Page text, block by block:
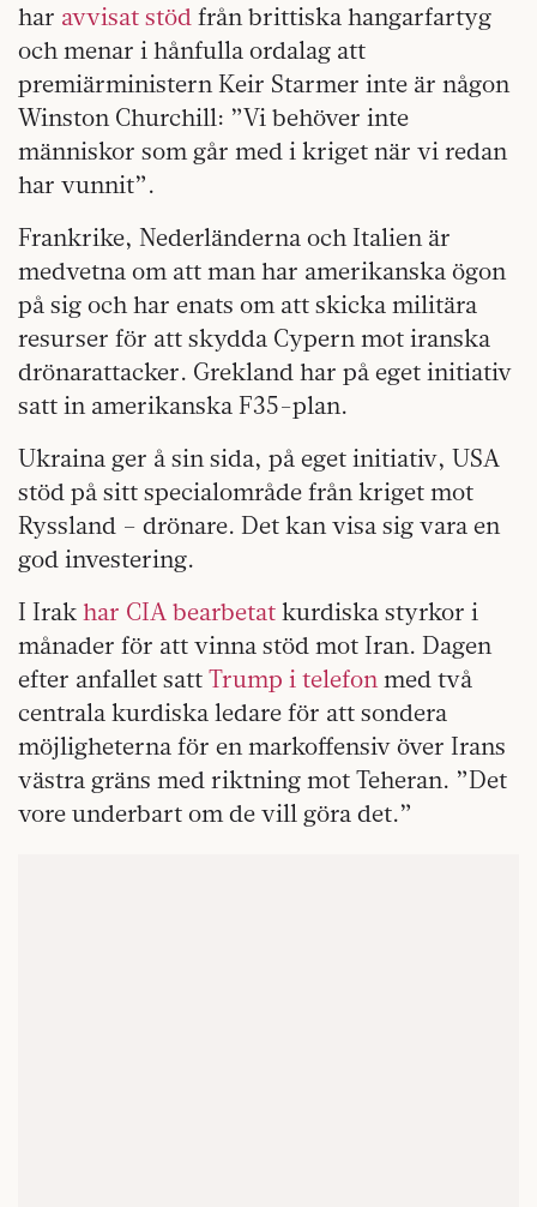
har avvisat stöd från brittiska hangarfartyg
och menar i hånfulla ordalag att
premiärministern Keir Starmer inte är någon
Winston Churchill: ”Vi behöver inte
människor som går med i kriget när vi redan
har vunnit”.
Frankrike, Nederländerna och Italien är
medvetna om att man har amerikanska ögon
på sig och har enats om att skicka militära
resurser för att skydda Cypern mot iranska
drönarattacker. Grekland har på eget initiativ
satt in amerikanska F35-plan.
Ukraina ger å sin sida, på eget initiativ, USA
stöd på sitt specialområde från kriget mot
Ryssland – drönare. Det kan visa sig vara en
god investering.
I Irak har CIA bearbetat kurdiska styrkor i
månader för att vinna stöd mot Iran. Dagen
efter anfallet satt Trump i telefonmed två
centrala kurdiska ledare för att sondera
möjligheterna för en markoffensiv över Irans
västra gräns med riktning mot Teheran. ”Det
vore underbart om de vill göra det.”